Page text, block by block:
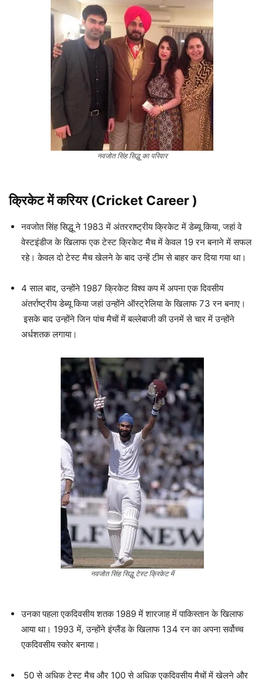
नवजोत सिंह सिद्धू का परिवार
क्रिकेट में करियर (Cricket Career )
नवजोत सिंह सिद्धू ने 1983 में अंतरराष्ट्रीय क्रिकेट में डेब्यू किया, जहां वे
वेस्टइंडीज के खिलाफ एक टेस्ट क्रिकेट मैच में केवल 19 रन बनाने में सफल
रहे। केवल दो टेस्ट मैच खेलने के बाद उन्हें टीम से बाहर कर दिया गया था।
4 साल बाद, उन्होंने 1987 क्रिकेट विश्व कप में अपना एक दिवसीय
अंतर्राष्ट्रीय डेब्यू किया जहां उन्होंने ऑस्ट्रेलिया के खिलाफ 73 रन बनाए।
इसके बाद उन्होंने जिन पांच मैचों में बल्लेबाजी की उनमें से चार में उन्होंने
अर्धशतक लगाया।
नवजोत सिंह सिद्धू टेस्ट क्रिकेट में
उनका पहला एकदिवसीय शतक 1989 में शारजाह में पाकिस्तान के खिलाफ
आया था। 1993 में, उन्होंने इंग्लैंड के खिलाफ 134 रन का अपना सर्वोच्च
एकदिवसीय स्कोर बनाया।
50 से अधिक टेस्ट मैच और 100 से अधिक एकदिवसीय मैचों में खेलने और